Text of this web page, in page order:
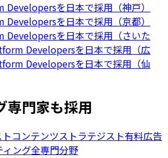
を日本で採用（神戸）
を日本で採用（京都）
を日本で採用（さいた
Developersを日本で採用（広
Developersを日本で採用（仙
専門家も採用
コンテンツストラテジスト有料広告
ィング全専門分野